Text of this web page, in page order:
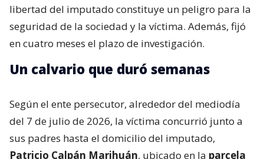
libertad del imputado constituye un peligro para la
seguridad de la sociedad y la víctima. Además, fijó
en cuatro meses el plazo de investigación.
Un calvario que duró semanas
Según el ente persecutor, alrededor del mediodía
del 7 de julio de 2026, la víctima concurrió junto a
sus padres hasta el domicilio del imputado,
Patricio Calpán Marihuán, ubicado en la parcela